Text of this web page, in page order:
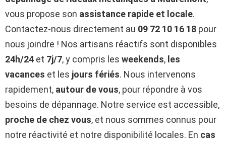
vous propose son assistance rapide et locale.
Contactez-nous directement au 09 72 10 16 18 pour
nous joindre ! Nos artisans réactifs sont disponibles
24h/24 et 7j/7, y compris les weekends, les
vacances et les jours fériés. Nous intervenons
rapidement, autour de vous, pour répondre à vos
besoins de dépannage. Notre service est accessible,
proche de chez vous, et nous sommes connus pour
notre réactivité et notre disponibilité locales. En cas